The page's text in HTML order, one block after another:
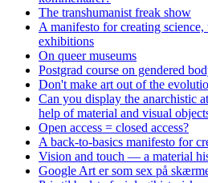
The transhumanist freak show
A manifesto for creating
exhibitions
On queer museums
Postgrad course on gendered
Don't make art out of the
Can you display the anarchistic
help of material and visual
Open access = closed access?
A back-to-basics manifesto for
Vision and touch — a material
Google Art er som sex på